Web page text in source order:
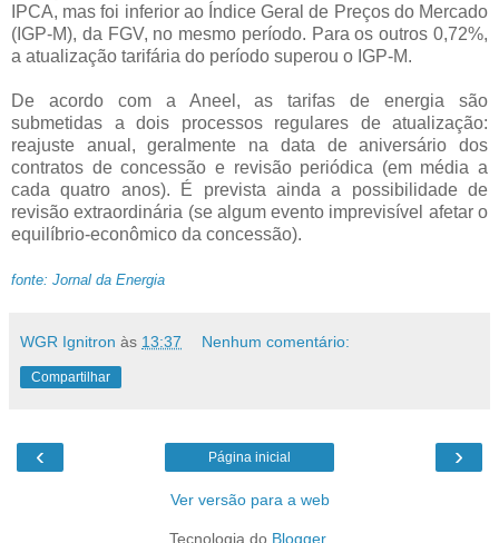
IPCA, mas foi inferior ao Índice Geral de Preços do Mercado
(IGP-M), da FGV, no mesmo período. Para os outros 0,72%,
a atualização tarifária do período superou o IGP-M.
De acordo com a Aneel, as tarifas de energia são
submetidas a dois processos regulares de atualização:
reajuste anual, geralmente na data de aniversário dos
contratos de concessão e revisão periódica (em média a
cada quatro anos). É prevista ainda a possibilidade de
revisão extraordinária (se algum evento imprevisível afetar o
equilíbrio-econômico da concessão).
fonte: Jornal da Energia
WGR Ignitron às 13:37 Nenhum comentário:
Compartilhar
‹ ›
Página inicial
Ver versão para a web
Tecnologia do Blogger.